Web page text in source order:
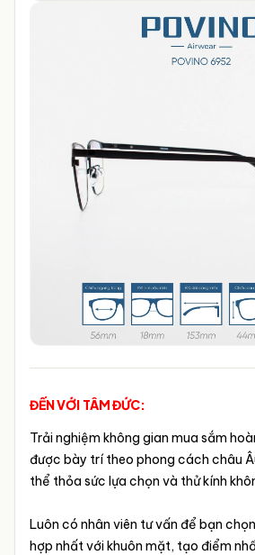
ĐẾN VỚI TÂM ĐỨC:
Trải nghiệm không gian mua sắm
được bày trí theo phong cách châu
thể thỏa sức lựa chọn và thử kính
Luôn có nhân viên tư vấn để bạn
hợp nhất với khuôn mặt, tạo điểm